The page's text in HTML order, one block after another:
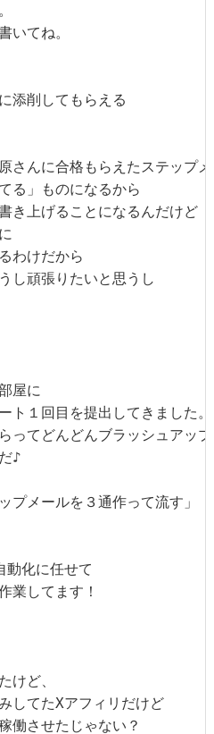
いてね。
添削してもらえる
さんに合格もらえたステップ
る」ものになるから
き上げることになるんだけど
わけだから
し頑張りたいと思うし
屋に
ト１回目を提出してきました。
ってどんどんブラッシュアッ
♪
プメールを３通作って流す」
動化に任せて
業してます！
けど、
してたXアフィリだけど
働させたじゃない？